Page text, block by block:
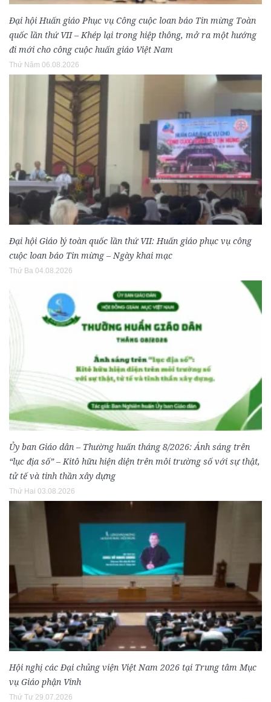
Đại hội Huấn giáo Phục vụ Công cuộc loan báo Tin mừng Toàn
quốc lần thứ VII – Khép lại trong hiệp thông, mở ra một hướng
đi mới cho công cuộc huấn giáo Việt Nam
Thứ Năm 06.08.2026
Đại hội Giáo lý toàn quốc lần thứ VII: Huấn giáo phục vụ công
cuộc loan báo Tin mừng – Ngày khai mạc
Thứ Ba 04.08.2026
Ủy ban Giáo dân – Thường huấn tháng 8/2026: Ánh sáng trên
“lục địa số” – Kitô hữu hiện diện trên môi trường số với sự thật,
tử tế và tinh thần xây dựng
Thứ Hai 03.08.2026
Hội nghị các Đại chủng viện Việt Nam 2026 tại Trung tâm Mục
vụ Giáo phận Vinh
Thứ Tư 29.07.2026